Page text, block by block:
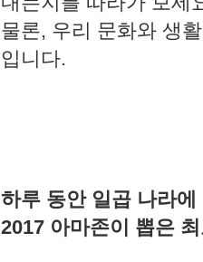
물론, 우리 문화와 생
입니다.
하루 동안 일곱 나라
2017 아마존이 뽑은